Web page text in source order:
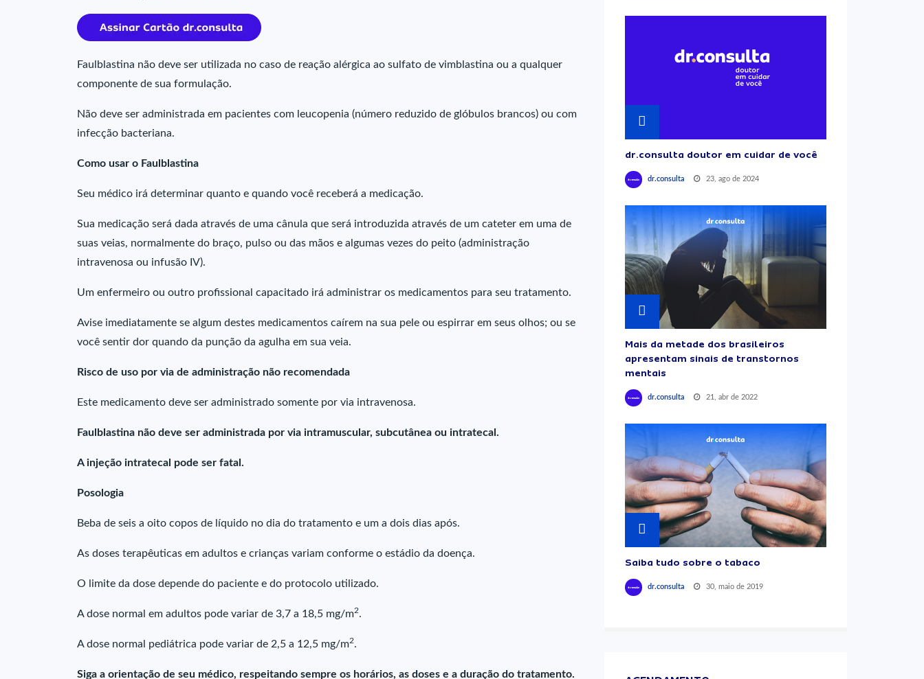
Faulblastina não deve ser utilizada no caso de reação alérgica ao sulfato de vimblastina ou a qualquer
componente de sua formulação.
Não deve ser administrada em pacientes com leucopenia (número reduzido de glóbulos brancos) ou com
infecção bacteriana.
Como usar o Faulblastina
Seu médico irá determinar quanto e quando você receberá a medicação.
Sua medicação será dada através de uma cânula que será introduzida através de um cateter em uma de
suas veias, normalmente do braço, pulso ou das mãos e algumas vezes do peito (administração
intravenosa ou infusão IV).
Um enfermeiro ou outro profissional capacitado irá administrar os medicamentos para seu tratamento.
Avise imediatamente se algum destes medicamentos caírem na sua pele ou espirrar em seus olhos; ou se
você sentir dor quando da punção da agulha em sua veia.
Risco de uso por via de administração não recomendada
Este medicamento deve ser administrado somente por via intravenosa.
Faulblastina não deve ser administrada por via intramuscular, subcutânea ou intratecal.
A injeção intratecal pode ser fatal.
Posologia
Beba de seis a oito copos de líquido no dia do tratamento e um a dois dias após.
As doses terapêuticas em adultos e crianças variam conforme o estádio da doença.
O limite da dose depende do paciente e do protocolo utilizado.
A dose normal em adultos pode variar de 3,7 a 18,5 mg/m2.
A dose normal pediátrica pode variar de 2,5 a 12,5 mg/m2.
Siga a orientação de seu médico, respeitando sempre os horários, as doses e a duração do tratamento.
dr.consulta doutor em cuidar de você
dr.consulta 23, ago de 2024
Mais da metade dos brasileiros
apresentam sinais de transtornos
mentais
dr.consulta 21, abr de 2022
Saiba tudo sobre o tabaco
dr.consulta 30, maio de 2019